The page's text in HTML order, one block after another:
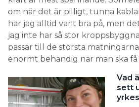
Rexel
är utsedd till
för att leda Rexel Sverige med
energiomställning och digital
huvudkontoret i Stockholm. Han
om när det är pilligt, tunna
har jag alltid varit bra på, men
jag inte har så stor
passar till de största
enormt behändig när man ska få
Vad
sett